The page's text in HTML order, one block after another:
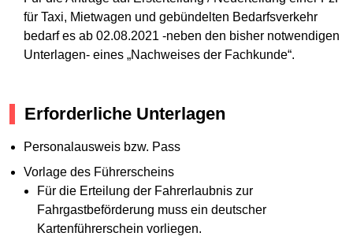
für Taxi, Mietwagen und gebündelten Bedarfsverkehr
bedarf es ab 02.08.2021 -neben den bisher notwendigen
Unterlagen- eines „Nachweises der Fachkunde“.
Erforderliche Unterlagen
Personalausweis bzw. Pass
Vorlage des Führerscheins
Für die Erteilung der Fahrerlaubnis zur
Fahrgastbeförderung muss ein deutscher
Kartenführerschein vorliegen.